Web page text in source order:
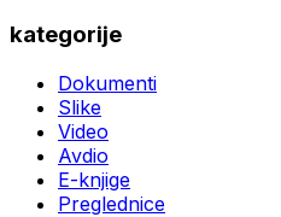
kategorije
Dokumenti
Slike
Video
Avdio
E-knjige
Preglednice